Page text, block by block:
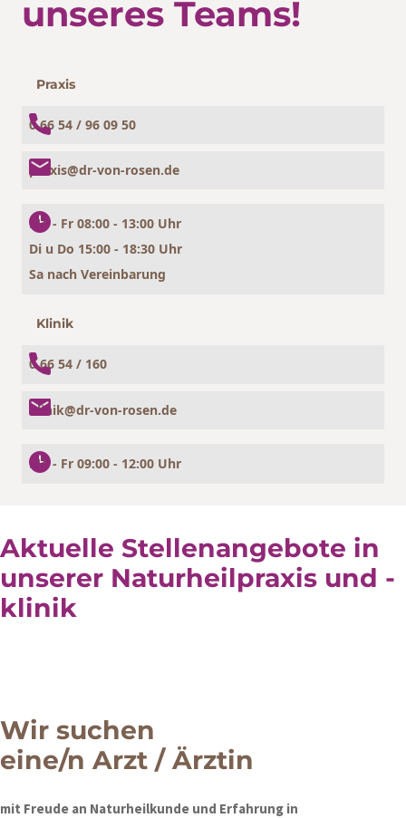
unseres Teams!
Praxis
0 66 54 / 96 09 50
praxis@dr-von-rosen.de
Mo - Fr 08:00 - 13:00 Uhr
Di u Do 15:00 - 18:30 Uhr
Sa nach Vereinbarung
Klinik
0 66 54 / 160
klinik@dr-von-rosen.de
Mo - Fr 09:00 - 12:00 Uhr
Aktuelle Stellenangebote in
unserer Naturheilpraxis und -
klinik
Wir suchen
eine/n Arzt / Ärztin
mit Freude an Naturheilkunde und Erfahrung in